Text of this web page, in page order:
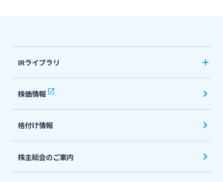
株主・投資家の皆さま
ニュースリリース一覧
採用情報
IRライブラリ
決算短信
有価証券報告書・四半期報告書
IR関連ニュースリリース
会社説明会資料
投資家向け説明会資料
株価情報
格付け情報
株主総会のご案内